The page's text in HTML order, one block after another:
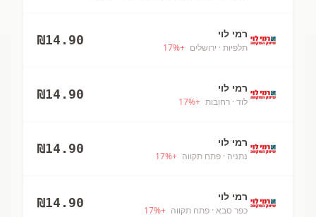
רמי לוי
תלפיות · ירושלים +
17%
₪14.90
רמי לוי
לוד · רחובות +
17%
₪14.90
רמי לוי
נתניה · פתח תקווה +
17%
₪14.90
רמי לוי
כפר סבא · פתח תקווה +
17%
₪14.90